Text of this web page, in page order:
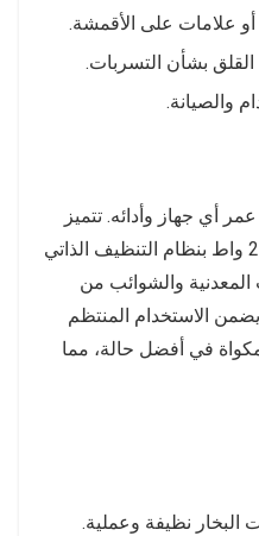
أو علامات على الأقمشة.
بشأن التسربات.
والصيانة.
عمر أي جهاز وأدائه. تتميز
مكواة البخار بلاك آند ديكر 2400 واط بنظام التنظيف الذاتي
والشوائب من
الاستخدام المنتظم
في أفضل حالة، مما
نظيفة وعملية.